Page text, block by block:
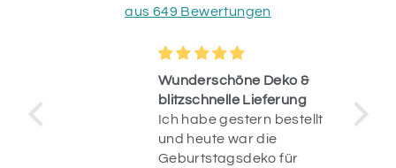
aus 649 Bewertungen
Wunderschöne Deko &
blitzschnelle Lieferung
Ich habe gestern bestellt
und heute war die
Geburtstagsdeko für